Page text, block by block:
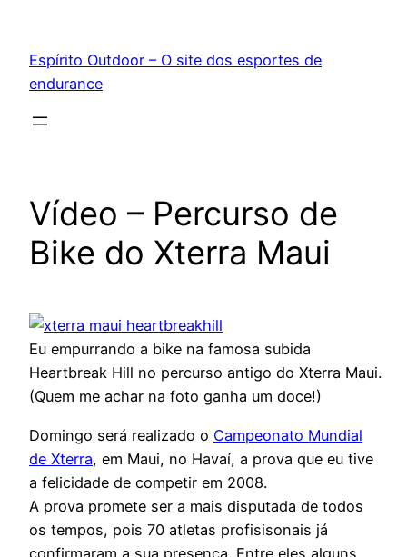
conteúdo
Espírito Outdoor – O site dos esportes de
endurance
Vídeo – Percurso de
Bike do Xterra Maui
Eu empurrando a bike na famosa subida
Heartbreak Hill no percurso antigo do Xterra Maui.
(Quem me achar na foto ganha um doce!)
Domingo será realizado o Campeonato Mundial
de Xterra, em Maui, no Havaí, a prova que eu tive
a felicidade de competir em 2008.
A prova promete ser a mais disputada de todos
os tempos, pois 70 atletas profisisonais já
confirmaram a sua presença. Entre eles alguns